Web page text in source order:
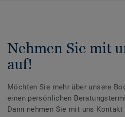
Nehmen Sie mit
auf!
Möchten Sie mehr über unsere
einen persönlichen
Dann nehmen Sie mit uns Kontakt